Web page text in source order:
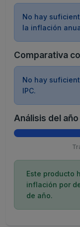
No hay
la inflación
Comparativa
No hay
IPC.
Análisis del
Este producto
inflación por
de año.